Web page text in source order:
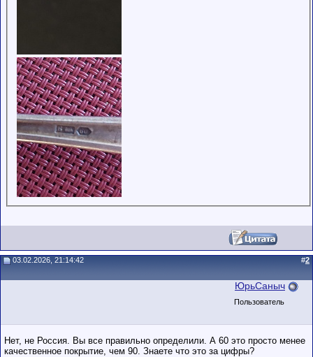
03.02.2026, 21:14:42 #2
ЮрьСаныч
Пользователь
Нет, не Россия. Вы все правильно определили. А 60 это просто менее
качественное покрытие, чем 90. Знаете что это за цифры?